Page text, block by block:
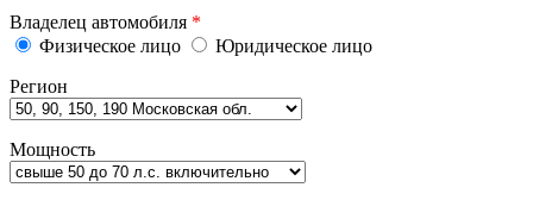
Владелец автомобиля *
Физическое лицо
Юридическое лицо
Регион
Мощность